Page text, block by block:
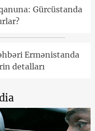
Gürcüstanda
Ermənistanda
detalları